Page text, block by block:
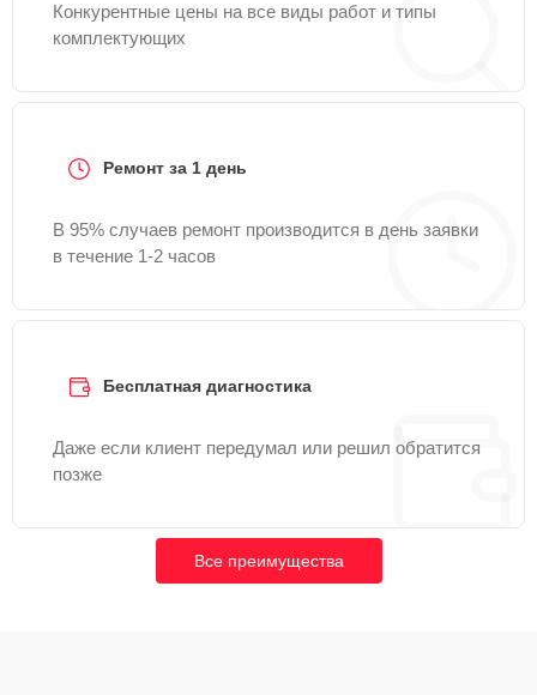
Конкурентные цены на все виды работ и типы
комплектующих
Ремонт за 1 день
В 95% случаев ремонт производится в день заявки
в течение 1-2 часов
Бесплатная диагностика
Даже если клиент передумал или решил обратится
позже
Все преимущества